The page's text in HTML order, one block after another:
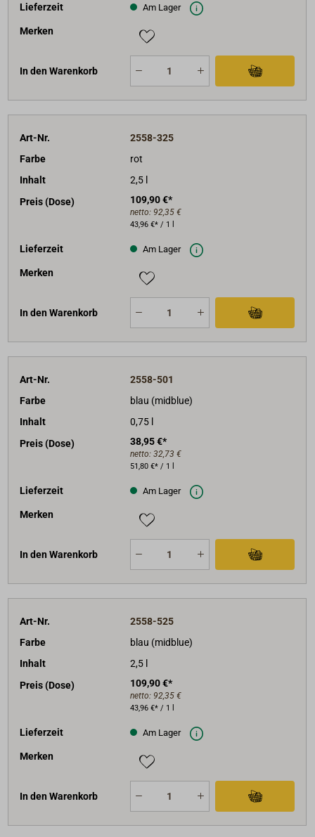
Lieferzeit Am Lager
Merken
In den Warenkorb
Art-Nr.
2558-325
Farbe
rot
Inhalt
2,5 l
Preis (Dose)
109,90 €*
netto: 92,35 €
43,96 €* / 1 l
Lieferzeit Am Lager
Merken
In den Warenkorb
Art-Nr.
2558-501
Farbe
blau (midblue)
Inhalt
0,75 l
Preis (Dose)
38,95 €*
netto: 32,73 €
51,80 €* / 1 l
Lieferzeit Am Lager
Merken
In den Warenkorb
Art-Nr.
2558-525
Farbe
blau (midblue)
Inhalt
2,5 l
Preis (Dose)
109,90 €*
netto: 92,35 €
43,96 €* / 1 l
Lieferzeit Am Lager
Merken
In den Warenkorb